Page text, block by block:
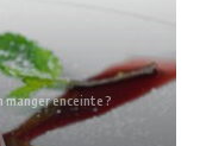
manger enceinte ?